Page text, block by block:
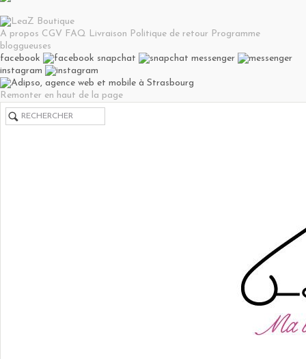
A propos CGV FAQ Livraison Politique de retour Programme
bloggueuses
facebook
snapchat
messenger
instagram
Remonter en haut de la page